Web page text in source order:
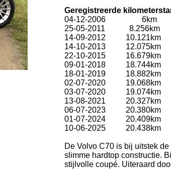
Geregistreerde
04-12-2006 6km
25-05-2011 8.256km
14-09-2012 10.121km
14-10-2013 12.075km
22-10-2015 16.679km
09-01-2018 18.744km
18-01-2019 18.882km
02-07-2020 19.068km
03-07-2020 19.074km
13-08-2021 20.327km
06-07-2023 20.380km
01-07-2024 20.409km
10-06-2025 20.438km
De Volvo C70 is bij uitstek
slimme hardtop constructie.
stijlvolle coupé. Uiteraard